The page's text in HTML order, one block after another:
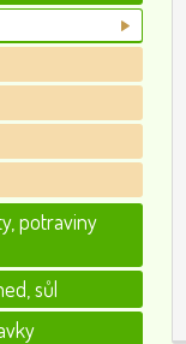
potraviny
sůl